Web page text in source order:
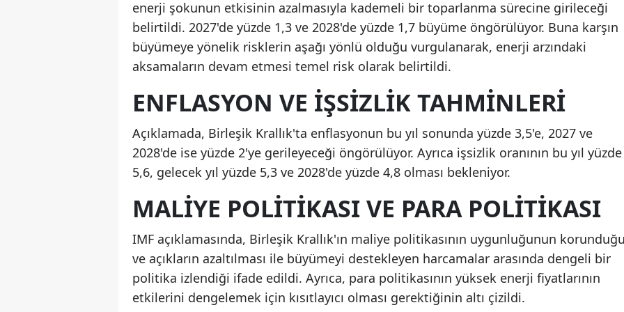
enerji şokunun etkisinin azalmasıyla kademeli bir toparlanma sürecine girileceği
belirtildi. 2027'de yüzde 1,3 ve 2028'de yüzde 1,7 büyüme öngörülüyor. Buna karşın
büyümeye yönelik risklerin aşağı yönlü olduğu vurgulanarak, enerji arzındaki
aksamaların devam etmesi temel risk olarak belirtildi.
ENFLASYON VE İŞSIZLIK TAHMINLERI
Açıklamada, Birleşik Krallık'ta enflasyonun bu yıl sonunda yüzde 3,5'e, 2027 ve
2028'de ise yüzde 2'ye gerileyeceği öngörülüyor. Ayrıca işsizlik oranının bu yıl yüzde
5,6, gelecek yıl yüzde 5,3 ve 2028'de yüzde 4,8 olması bekleniyor.
MALIYE POLITIKASI VE PARA POLITIKASI
IMF açıklamasında, Birleşik Krallık'ın maliye politikasının uygunluğunun
ve açıkların azaltılması ile büyümeyi destekleyen harcamalar arasında dengeli bir
politika izlendiği ifade edildi. Ayrıca, para politikasının yüksek enerji fiyatlarının
etkilerini dengelemek için kısıtlayıcı olması gerektiğinin altı çizildi.